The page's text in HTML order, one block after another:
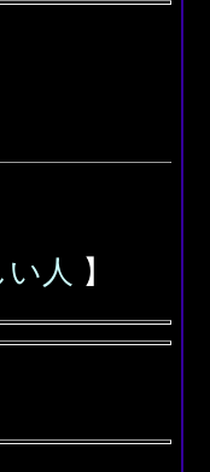
人 】